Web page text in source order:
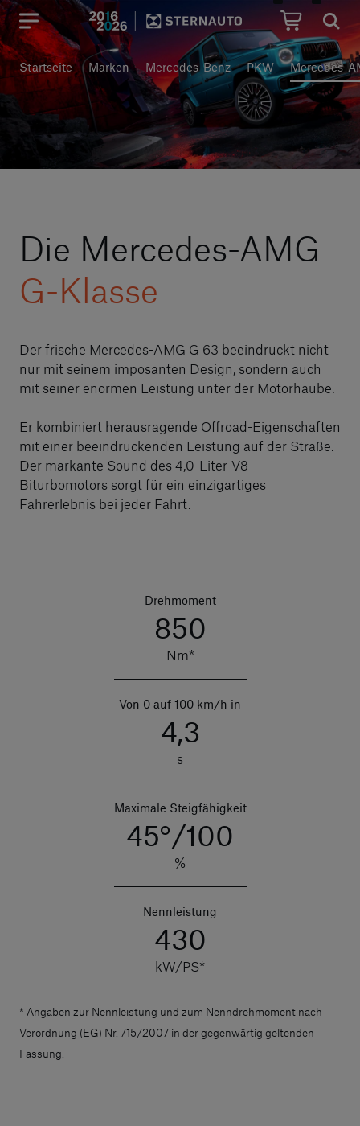
Hauptregion der Seite
Startseite Marken Mercedes-Benz PKW Mercedes-
Die Mercedes-AMG
G-Klasse
Der frische Mercedes-AMG G 63 beeindruckt nicht
nur mit seinem imposanten Design, sondern auch
mit seiner enormen Leistung unter der Motorhaube.
Er kombiniert herausragende Offroad-Eigenschaften
mit einer beeindruckenden Leistung auf der Straße.
Der markante Sound des 4,0-Liter-V8-
Biturbomotors sorgt für ein einzigartiges
Fahrerlebnis bei jeder Fahrt.
Drehmoment
850
Nm*
Von 0 auf 100 km/h in
4,3
s
Maximale Steigfähigkeit
45°/100
%
Nennleistung
430
kW/PS*
* Angaben zur Nennleistung und zum Nenndrehmoment nach
Verordnung (EG) Nr. 715/2007 in der gegenwärtig geltenden
Fassung.